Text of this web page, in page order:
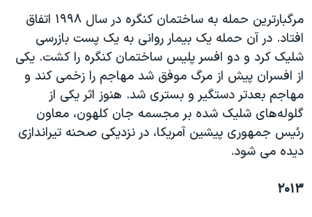
مرگبارترین حمله به ساختمان کنگره در سال ۱۹۹۸ اتفاق
افتاد. در آن حمله یک بیمار روانی به یک پست بازرسی
شلیک کرد و دو افسر پلیس ساختمان کنگره را کشت. یکی
از افسران پیش از مرگ موفق شد مهاجم را زخمی کند و
مهاجم بعدتر دستگیر و بستری شد. هنوز اثر یکی از
گلوله‌های شلیک شده بر مجسمه جان کلهون، معاون
رئیس جمهوری پیشین آمریکا، در نزدیکی صحنه تیراندازی
دیده می شود.
۲۰۱۳